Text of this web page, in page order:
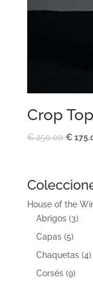
Crop
€250.00 El
era:
€
€
House of the
Abrigos (3)
Capas (5)
Chaquetas (4)
Corsés (9)